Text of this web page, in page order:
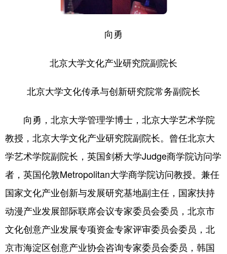
向勇
北京大学文化产业研究院副院长
北京大学文化传承与创新研究院常务副院长
向勇，北京大学管理学博士，北京大学艺术学院
教授，北京大学文化产业研究院副院长。曾任北京大
学艺术学院副院长，英国剑桥大学Judge商学院访问学
者，英国伦敦Metropolitan大学商学院访问教授。兼任
国家文化产业创新与发展研究基地副主任，国家扶持
动漫产业发展部际联席会议专家委员会委员，北京市
文化创意产业发展专项资金专家评审委员会委员，北
京市海淀区创意产业协会咨询专家委员会委员，韩国